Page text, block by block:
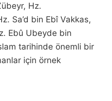
Hz.
Sa’d bin Ebî Vakkas,
Ebû Ubeyde bin
tarihinde önemli bir
için örnek